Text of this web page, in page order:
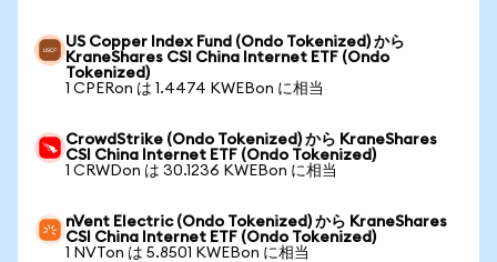
US Copper Index Fund (Ondo Tokenized) から
KraneShares CSI China Internet ETF (Ondo
Tokenized)
1 CPERon は 1.4474 KWEBon に相当
CrowdStrike (Ondo Tokenized) から KraneShares
CSI China Internet ETF (Ondo Tokenized)
1 CRWDon は 30.1236 KWEBon に相当
nVent Electric (Ondo Tokenized) から KraneShares
CSI China Internet ETF (Ondo Tokenized)
1 NVTon は 5.8501 KWEBon に相当